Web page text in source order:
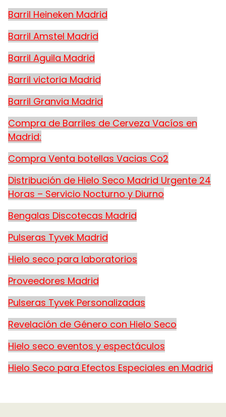
Barril Heineken Madrid
Barril Amstel Madrid
Barril Aguila Madrid
Barril victoria Madrid
Barril Granvia Madrid
Compra de Barriles de Cerveza Vacíos en
Madrid:
Compra Venta botellas Vacias Co2
Distribución de Hielo Seco Madrid Urgente 24
Horas – Servicio Nocturno y Diurno
Bengalas Discotecas Madrid
Pulseras Tyvek Madrid
Hielo seco para laboratorios
Proveedores Madrid
Pulseras Tyvek Personalizadas
Revelación de Género con Hielo Seco
Hielo seco eventos y espectáculos
Hielo Seco para Efectos Especiales en Madrid